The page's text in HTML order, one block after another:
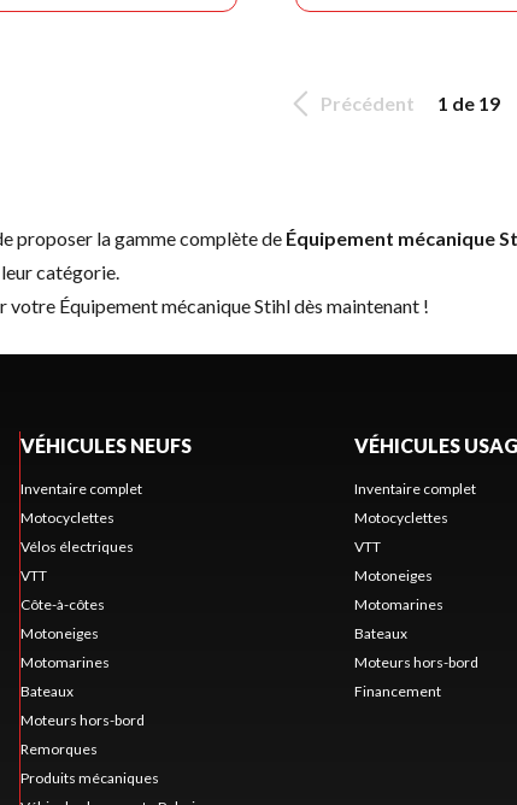
Précédent 1 de 19
proposer la gamme complète de Équipement mécanique
catégorie.
Équipement mécanique Stihl dès maintenant !
VÉHICULES NEUFS
Inventaire complet
Motocyclettes
Vélos électriques
VTT
Côte-à-côtes
Motoneiges
Motomarines
Bateaux
Moteurs hors-bord
Remorques
Produits mécaniques
VÉHICULES
Inventaire complet
Motocyclettes
VTT
Motoneiges
Motomarines
Bateaux
Moteurs hors-bord
Financement